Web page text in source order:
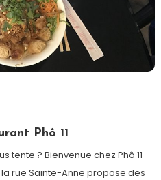
Phô 11
tente ? Bienvenue chez Phô 11
rue Sainte-Anne propose des